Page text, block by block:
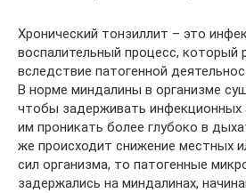
Хронический тонзиллит – это
воспалительный процесс, который
вследствие патогенной
В норме миндалины в организме
чтобы задерживать инфекционных
им проникать более глубоко в
же происходит снижение местных
сил организма, то патогенные
задержались на миндалинах,